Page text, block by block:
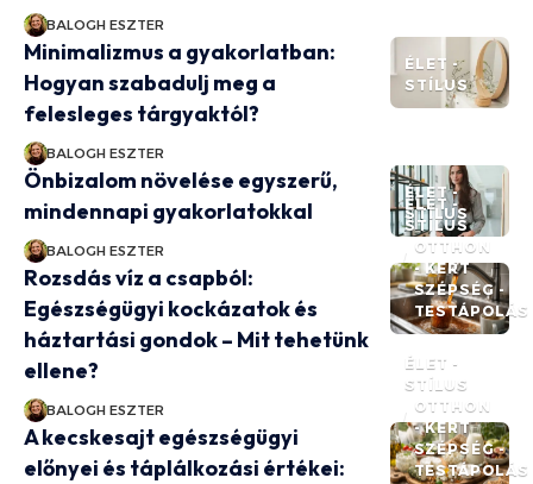
BALOGH ESZTER
ÉLET -
STÍLUS
Minimalizmus a gyakorlatban:
Hogyan szabadulj meg a
felesleges tárgyaktól?
BALOGH ESZTER
ÉLET -
STÍLUS
Önbizalom növelése egyszerű,
mindennapi gyakorlatokkal
BALOGH ESZTER
ÉLET -
STÍLUS
OTTHON
- KERT
SZÉPSÉG -
TESTÁPOLÁS
Rozsdás víz a csapból:
Egészségügyi kockázatok és
háztartási gondok – Mit tehetünk
ellene?
BALOGH ESZTER
ÉLET -
STÍLUS
OTTHON
- KERT
SZÉPSÉG -
TESTÁPOLÁS
A kecskesajt egészségügyi
előnyei és táplálkozási értékei: